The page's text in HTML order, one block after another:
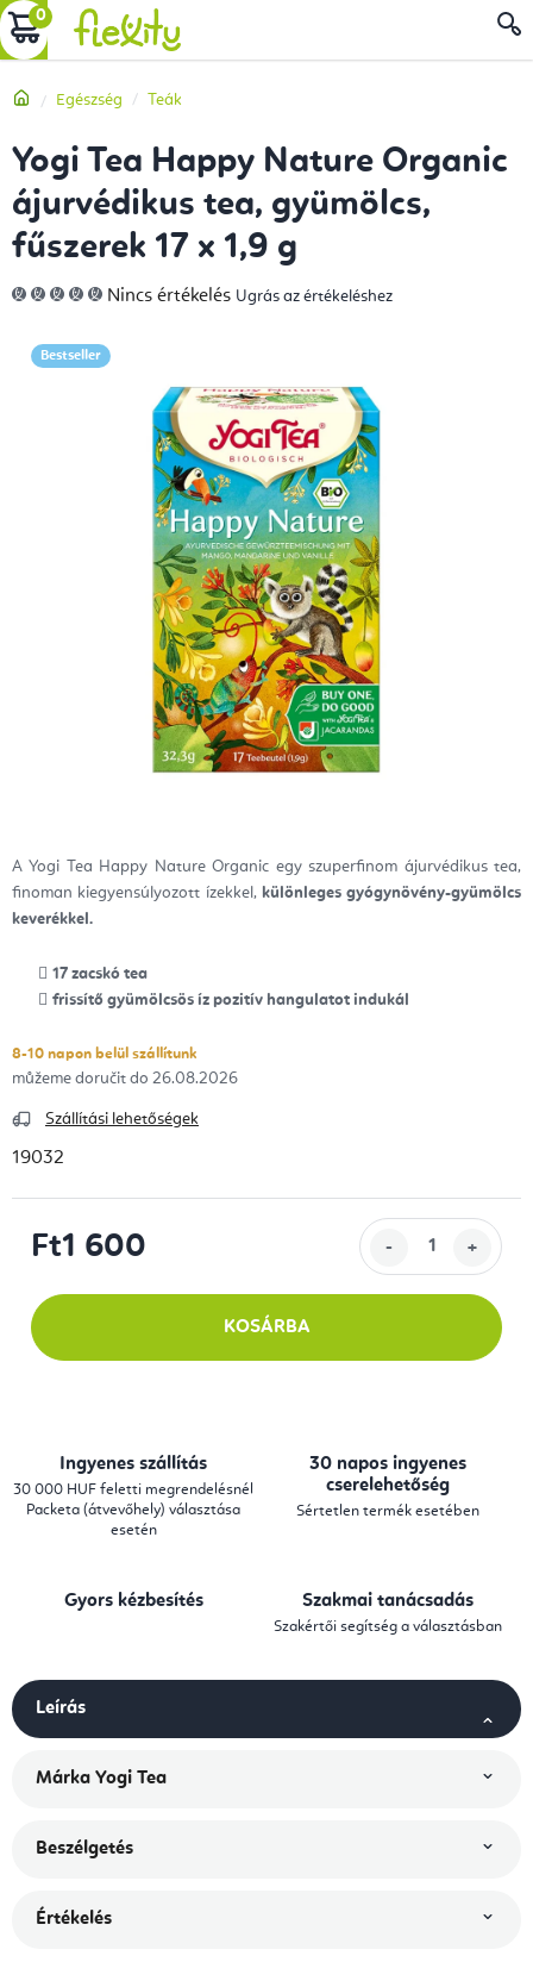
Ugrás
a
tartalomhoz
KOSÁR
Kezdőlap
Egészség Teák
A Yogi Tea Happy Nature Organic egy szuperfinom ájurvédikus tea,
finoman kiegyensúlyozott ízekkel, különleges gyógynövény-gyümölcs
keverékkel.
17 zacskó tea
frissítő gyümölcsös íz pozitív hangulatot indukál
8-10 napon belül szállítunk
26.08.2026
Szállítási lehetőségek
19032
Ft1 600
KOSÁRBA
Yogi Tea Happy Nature Organic
ájurvédikus tea, gyümölcs,
fűszerek 17 x 1,9 g
A
termék
5-
ből
Nincs értékelés Ugrás az értékeléshez
Bestseller
Ingyenes szállítás
30 000 HUF feletti megrendelésnél
Packeta (átvevőhely) választása
esetén
30 napos ingyenes
cserelehetőség
Sértetlen termék esetében
Gyors kézbesítés Szakmai tanácsadás
Szakértői segítség a választásban
Leírás
Márka Yogi Tea
Beszélgetés
Értékelés